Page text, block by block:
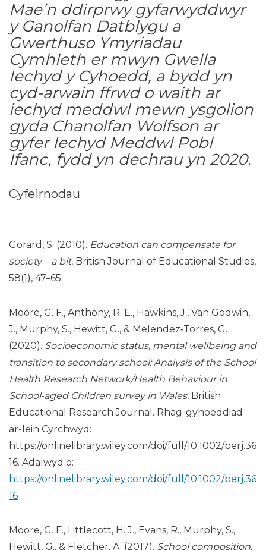
Mae’n ddirprwy gyfarwyddwyr
y Ganolfan Datblygu a
Gwerthuso Ymyriadau
Cymhleth er mwyn Gwella
Iechyd y Cyhoedd, a bydd yn
cyd-arwain ffrwd o waith ar
iechyd meddwl mewn ysgolion
gyda Chanolfan Wolfson ar
gyfer Iechyd Meddwl Pobl
Ifanc, fydd yn dechrau yn 2020.
Cyfeirnodau
Gorard, S. (2010). Education can compensate for
society – a bit. British Journal of Educational Studies,
58(1), 47–65.
Moore, G. F., Anthony, R. E., Hawkins, J., Van Godwin,
J., Murphy, S., Hewitt, G., & Melendez‐Torres, G.
(2020). Socioeconomic status, mental wellbeing and
transition to secondary school: Analysis of the School
Health Research Network/Health Behaviour in
School‐aged Children survey in Wales. British
Educational Research Journal. Rhag-gyhoeddiad
ar-lein Cyrchwyd:
https://onlinelibrary.wiley.com/doi/full/10.1002/berj.36
16. Adalwyd o:
https://onlinelibrary.wiley.com/doi/full/10.1002/berj.36
16
Moore, G. F., Littlecott, H. J., Evans, R., Murphy, S.,
Hewitt, G., & Fletcher, A. (2017). School composition,